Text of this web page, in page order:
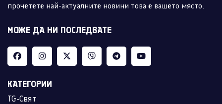
прочетете най-актуалните новини това е вашето място.
МОЖЕ ДА НИ ПОСЛЕДВАТЕ
КАТЕГОРИИ
TG-Свят